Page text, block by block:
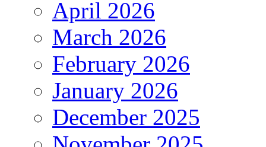
April 2026
March 2026
February 2026
January 2026
December 2025